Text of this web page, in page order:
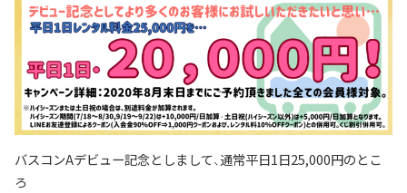
バスコンAデビュー記念としまして、通常平日1日25,000円のとこ
ろ